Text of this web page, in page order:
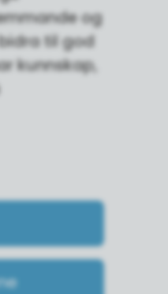
og
til god
kunnskap,